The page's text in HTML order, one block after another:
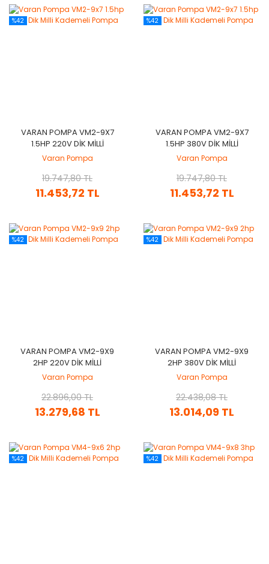
%42
VARAN POMPA VM2-9X7
1.5HP 220V DIK MILLI
KADEMELI POMPA
Varan Pompa
11.453,72 TL
19.747,80 TL
%42
VARAN POMPA VM2-9X7
1.5HP 380V DIK MILLI
KADEMELI POMPA
Varan Pompa
11.453,72 TL
19.747,80 TL
%42
VARAN POMPA VM2-9X9
2HP 220V DIK MILLI
KADEMELI POMPA
Varan Pompa
13.279,68 TL
22.896,00 TL
%42
VARAN POMPA VM2-9X9
2HP 380V DIK MILLI
KADEMELI POMPA
Varan Pompa
13.014,09 TL
22.438,08 TL
%42 %42